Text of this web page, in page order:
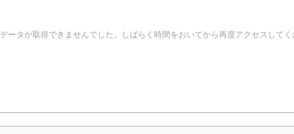
データが取得できませんでした。しばらく時間をおいてから再度アクセスしてく